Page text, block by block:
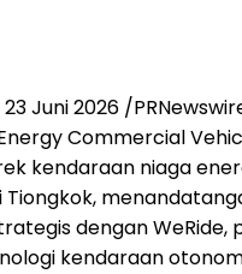
23 Juni 2026 /
Commercial
kendaraan niaga
dengan WeRide,
kendaraan